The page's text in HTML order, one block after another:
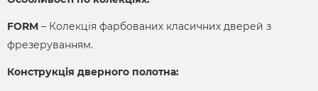
FORM – Колекція фарбованих класичних дверей з
фрезеруванням.
Конструкція дверного полотна: